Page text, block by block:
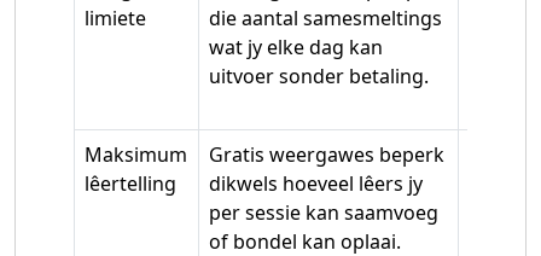
limiete
die aantal samesmeltings
wat jy elke dag kan
uitvoer sonder betaling.
Maksimum
lêertelling
Gratis weergawes beperk
dikwels hoeveel lêers jy
per sessie kan saamvoeg
of bondel kan oplaai.